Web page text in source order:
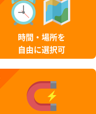
時間・場所を
自由に選択可